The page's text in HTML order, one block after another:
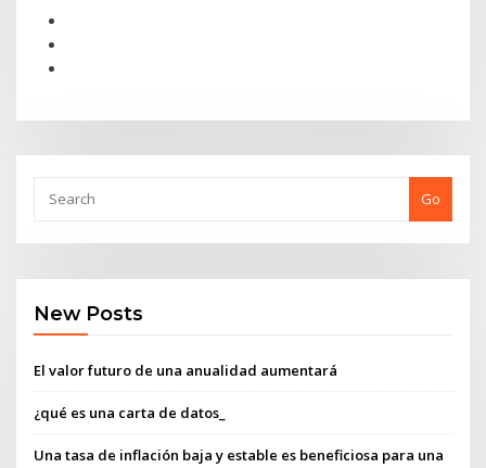
Go
New Posts
El valor futuro de una anualidad aumentará
¿qué es una carta de datos_
Una tasa de inflación baja y estable es beneficiosa para una